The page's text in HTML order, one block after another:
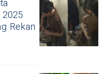
Rekan